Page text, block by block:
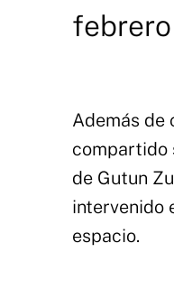
Además de
compartido
de Gutun
intervenido
espacio.